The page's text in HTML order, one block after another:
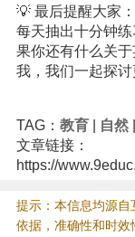
💡 最后提醒大家
每天抽出十分钟
果你还有什么关
我，我们一起探
TAG： 教育| 自然|
文章链接：
https://
提示：本信息均源
依据，准确性和时效